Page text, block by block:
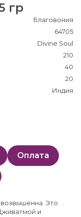
гр
Благовония
64705
Divine Soul
210
40
20
Индия
Оплата
Это
и